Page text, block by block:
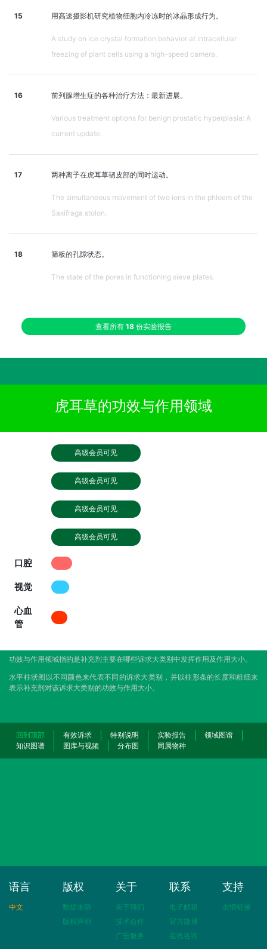
15 用高速摄影机研究植物细胞内冷冻时的冰晶形成行为。
A study on ice crystal formation behavior at intracellular
freezing of plant cells using a high-speed camera.
16 前列腺增生症的各种治疗方法：最新进展。
Various treatment options for benign prostatic hyperplasia: A
current update.
17 两种离子在虎耳草韧皮部的同时运动。
The simultaneous movement of two ions in the phloem of the
Saxifraga stolon.
18 筛板的孔隙状态。
The state of the pores in functioning sieve plates.
查看所有 18 份实验报告
虎耳草的功效与作用领域
高级会员可见
高级会员可见
高级会员可见
高级会员可见
口腔
视觉
心血
管
功效与作用领域指的是补充剂主要在哪些诉求大类别中发挥作用及作用大小。
水平柱状图以不同颜色来代表不同的诉求大类别，并以柱形条的长度和粗细来
表示补充剂对该诉求大类别的功效与作用大小。
回到顶部 有效诉求 特别说明 实验报告
领域图谱
知识图谱
图库与视频 分布图 同属物种
语言
中文
版权
数据来源
版权声明
关于
关于我们
技术合作
广告服务
联系
电子邮箱
官方微博
在线咨询
支持
友情链接